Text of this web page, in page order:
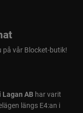
vår Blocket-butik!
ABhar varit
längs E4:an i